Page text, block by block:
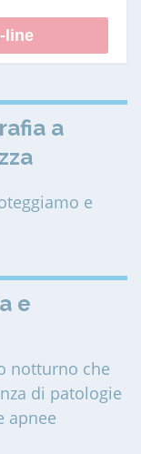
line
a
e
e
notturno che
di patologie
apnee